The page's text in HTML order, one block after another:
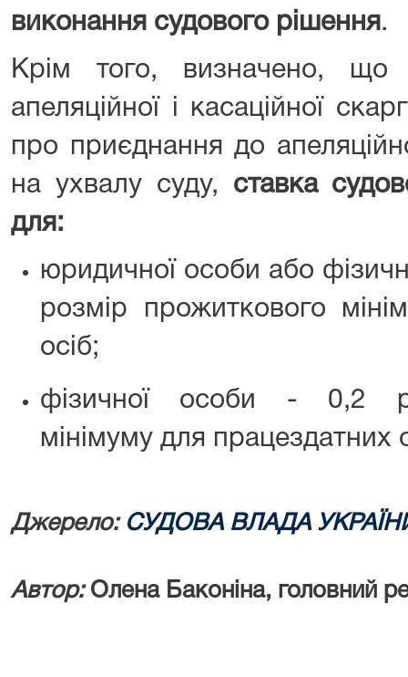
виконання судового рішення .
Крім того, визначено,
апеляційної і касаційної
про приєднання до
на ухвалу суду, ставка
для:
юридичної особи або
розмір прожиткового
осіб;
фізичної особи - 0,2
мінімуму для працездатних
Джерело: СУДОВА ВЛАДА
Автор: Олена Баконіна, головний